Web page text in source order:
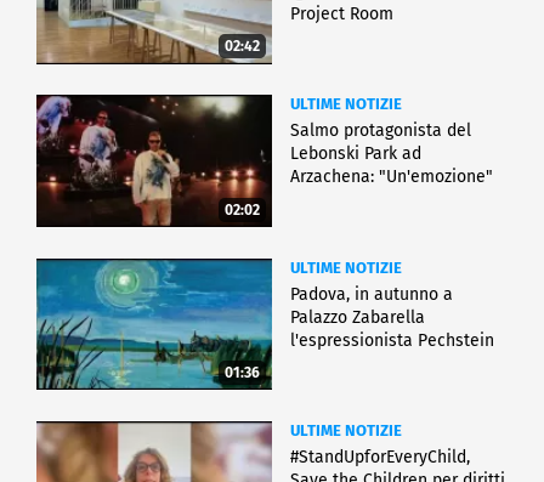
02:42
Project Room
02:02
ULTIME NOTIZIE
Salmo protagonista del
Lebonski Park ad
Arzachena: "Un'emozione"
01:36
ULTIME NOTIZIE
Padova, in autunno a
Palazzo Zabarella
l'espressionista Pechstein
ULTIME NOTIZIE
#StandUpforEveryChild,